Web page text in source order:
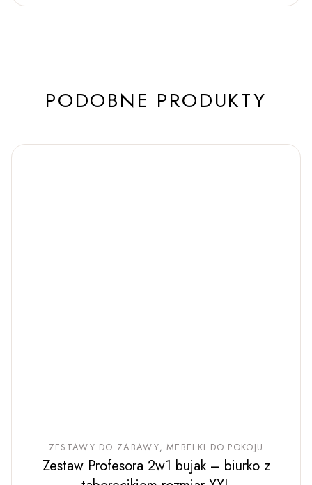
PODOBNE PRODUKTY
ZESTAWY DO ZABAWY MEBELKI DO POKOJU
Zestaw Profesora 2w1 bujak – biurko z